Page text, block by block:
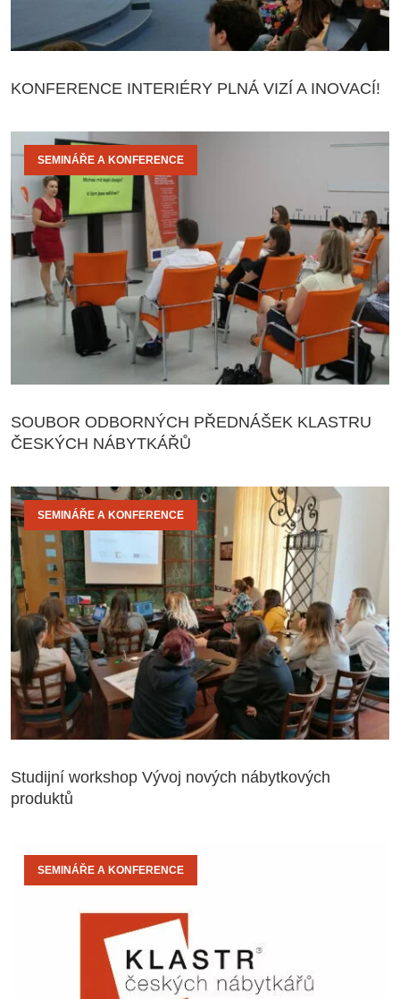
KONFERENCE INTERIÉRY PLNÁ VIZÍ A INOVACÍ!
SEMINÁŘE A KONFERENCE
SOUBOR ODBORNÝCH PŘEDNÁŠEK KLASTRU
ČESKÝCH NÁBYTKÁŘŮ
SEMINÁŘE A KONFERENCE
Studijní workshop Vývoj nových nábytkových
produktů
SEMINÁŘE A KONFERENCE